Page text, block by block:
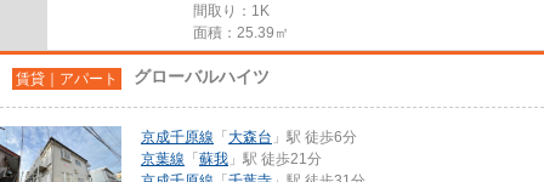
間取り：1K
面積：25.39㎡
賃貸｜アパート グローバルハイツ
京成千原線 「 大森台 」駅 徒歩6分
京葉線 「 蘇我 」駅 徒歩21分